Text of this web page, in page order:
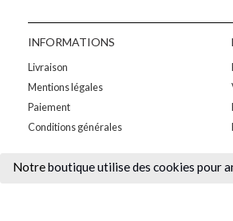
Notreboutique utilise des cookies pour
INFORMATIONS
Livraison
Mentions légales
Paiement
Conditions générales